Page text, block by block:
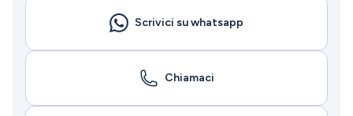
Scrivici su whatsapp
Chiamaci